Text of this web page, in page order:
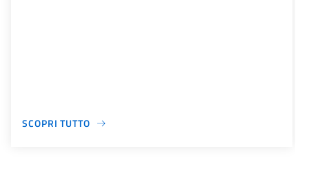
SCOPRI TUTTO